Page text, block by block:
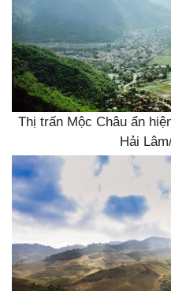
Thị trấn Mộc Châu ẩn
Hải